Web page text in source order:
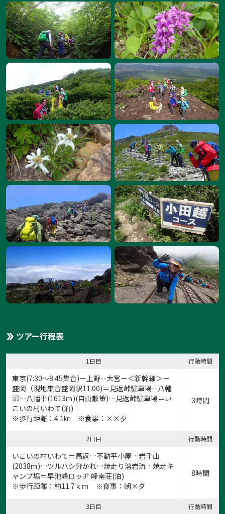
ツアー行程表
1日目 行動時間
東京(7:30～8:45集合)－上野--大宮－＜新幹線＞－
盛岡（現地集合盛岡駅11:00)＝見返峠駐車場--八幡
沼…八幡平(1613ｍ)(自由散策)…見返峠駐車場＝い
こいの村いわて(泊)
※歩行距離：4.1㎞ ※食事：××夕
3時間
2日目 行動時間
いこいの村いわて＝馬返…不動平小屋…岩手山
(2038ｍ)…ツルハシ分かれ…焼走り溶岩流…焼走キ
ャンプ場＝早池峰ロッヂ 峰南荘(泊)
※歩行距離：約11.7ｋｍ ※食事：朝×夕
8時間
3日目 行動時間